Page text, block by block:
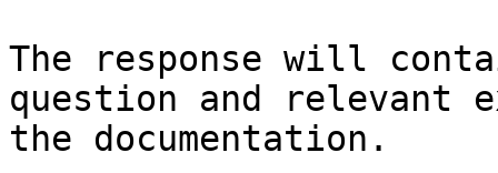
The response will
question and relevant
the documentation.